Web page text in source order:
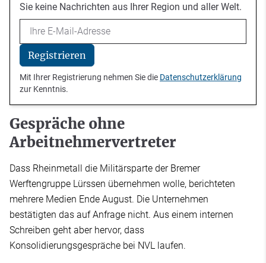
Sie keine Nachrichten aus Ihrer Region und aller Welt.
Email
Registrieren
Mit Ihrer Registrierung nehmen Sie die Datenschutzerklärung
zur Kenntnis.
Gespräche ohne
Arbeitnehmervertreter
Dass Rheinmetall die Militärsparte der Bremer
Werftengruppe Lürssen übernehmen wolle, berichteten
mehrere Medien Ende August. Die Unternehmen
bestätigten das auf Anfrage nicht. Aus einem internen
Schreiben geht aber hervor, dass
Konsolidierungsgespräche bei NVL laufen.